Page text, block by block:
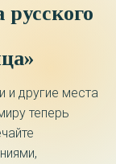
и другие места
теперь